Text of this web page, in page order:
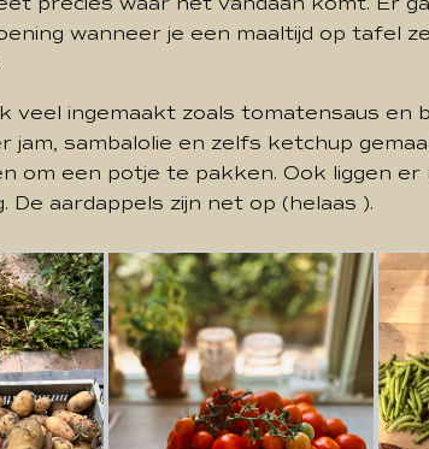
wanneer je een maaltijd op tafel
veel ingemaakt zoals tomatensaus en
jam, sambalolie en zelfs ketchup
om een potje te pakken. Ook liggen er
De aardappels zijn net op (helaas ).